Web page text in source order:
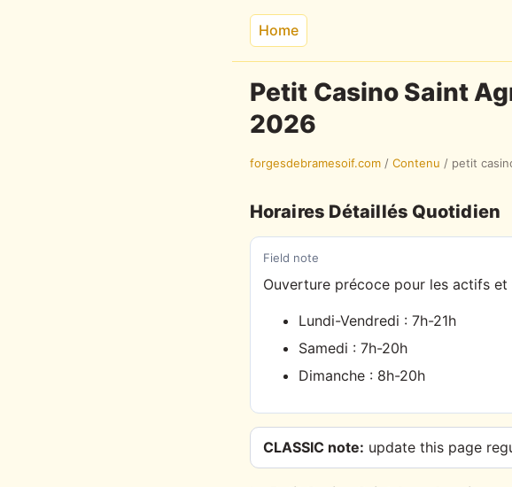
Home
Petit Casino Saint
2026
forgesdebramesoif.com / Contenu / petit
Horaires Détaillés Quotidien
Field note
Ouverture précoce pour les actifs
Lundi-Vendredi : 7h-21h
Samedi : 7h-20h
Dimanche : 8h-20h
CLASSIC note: update this page